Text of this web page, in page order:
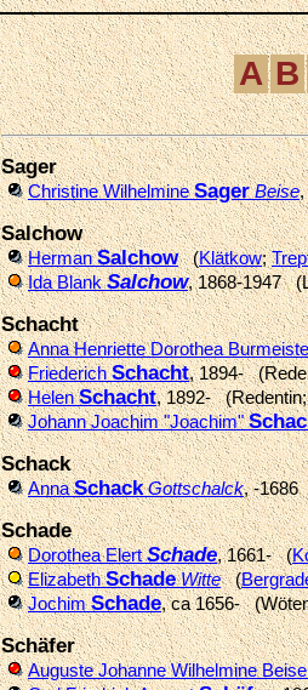
A B
Sager
Christine WilhelmineSager Beise,
Salchow
HermanSalchow(Klätkow;
Ida BlankSalchow, 1868-1947
Schacht
Anna Henriette Dorothea
FriederichSchacht, 1894-
HelenSchacht, 1892-
Johann Joachim "Joachim"
Schack
AnnaSchack Gottschalck, -
Schade
Dorothea ElertSchade, 1661- (
ElizabethSchade Witte(
JochimSchade, ca 1656-
Schäfer
Auguste Johanne Wilhelmine